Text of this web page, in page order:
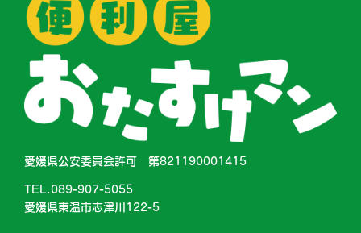
愛媛県公安委員会許可 第821190001415
TEL.089-907-5055
愛媛県東温市志津川122-5